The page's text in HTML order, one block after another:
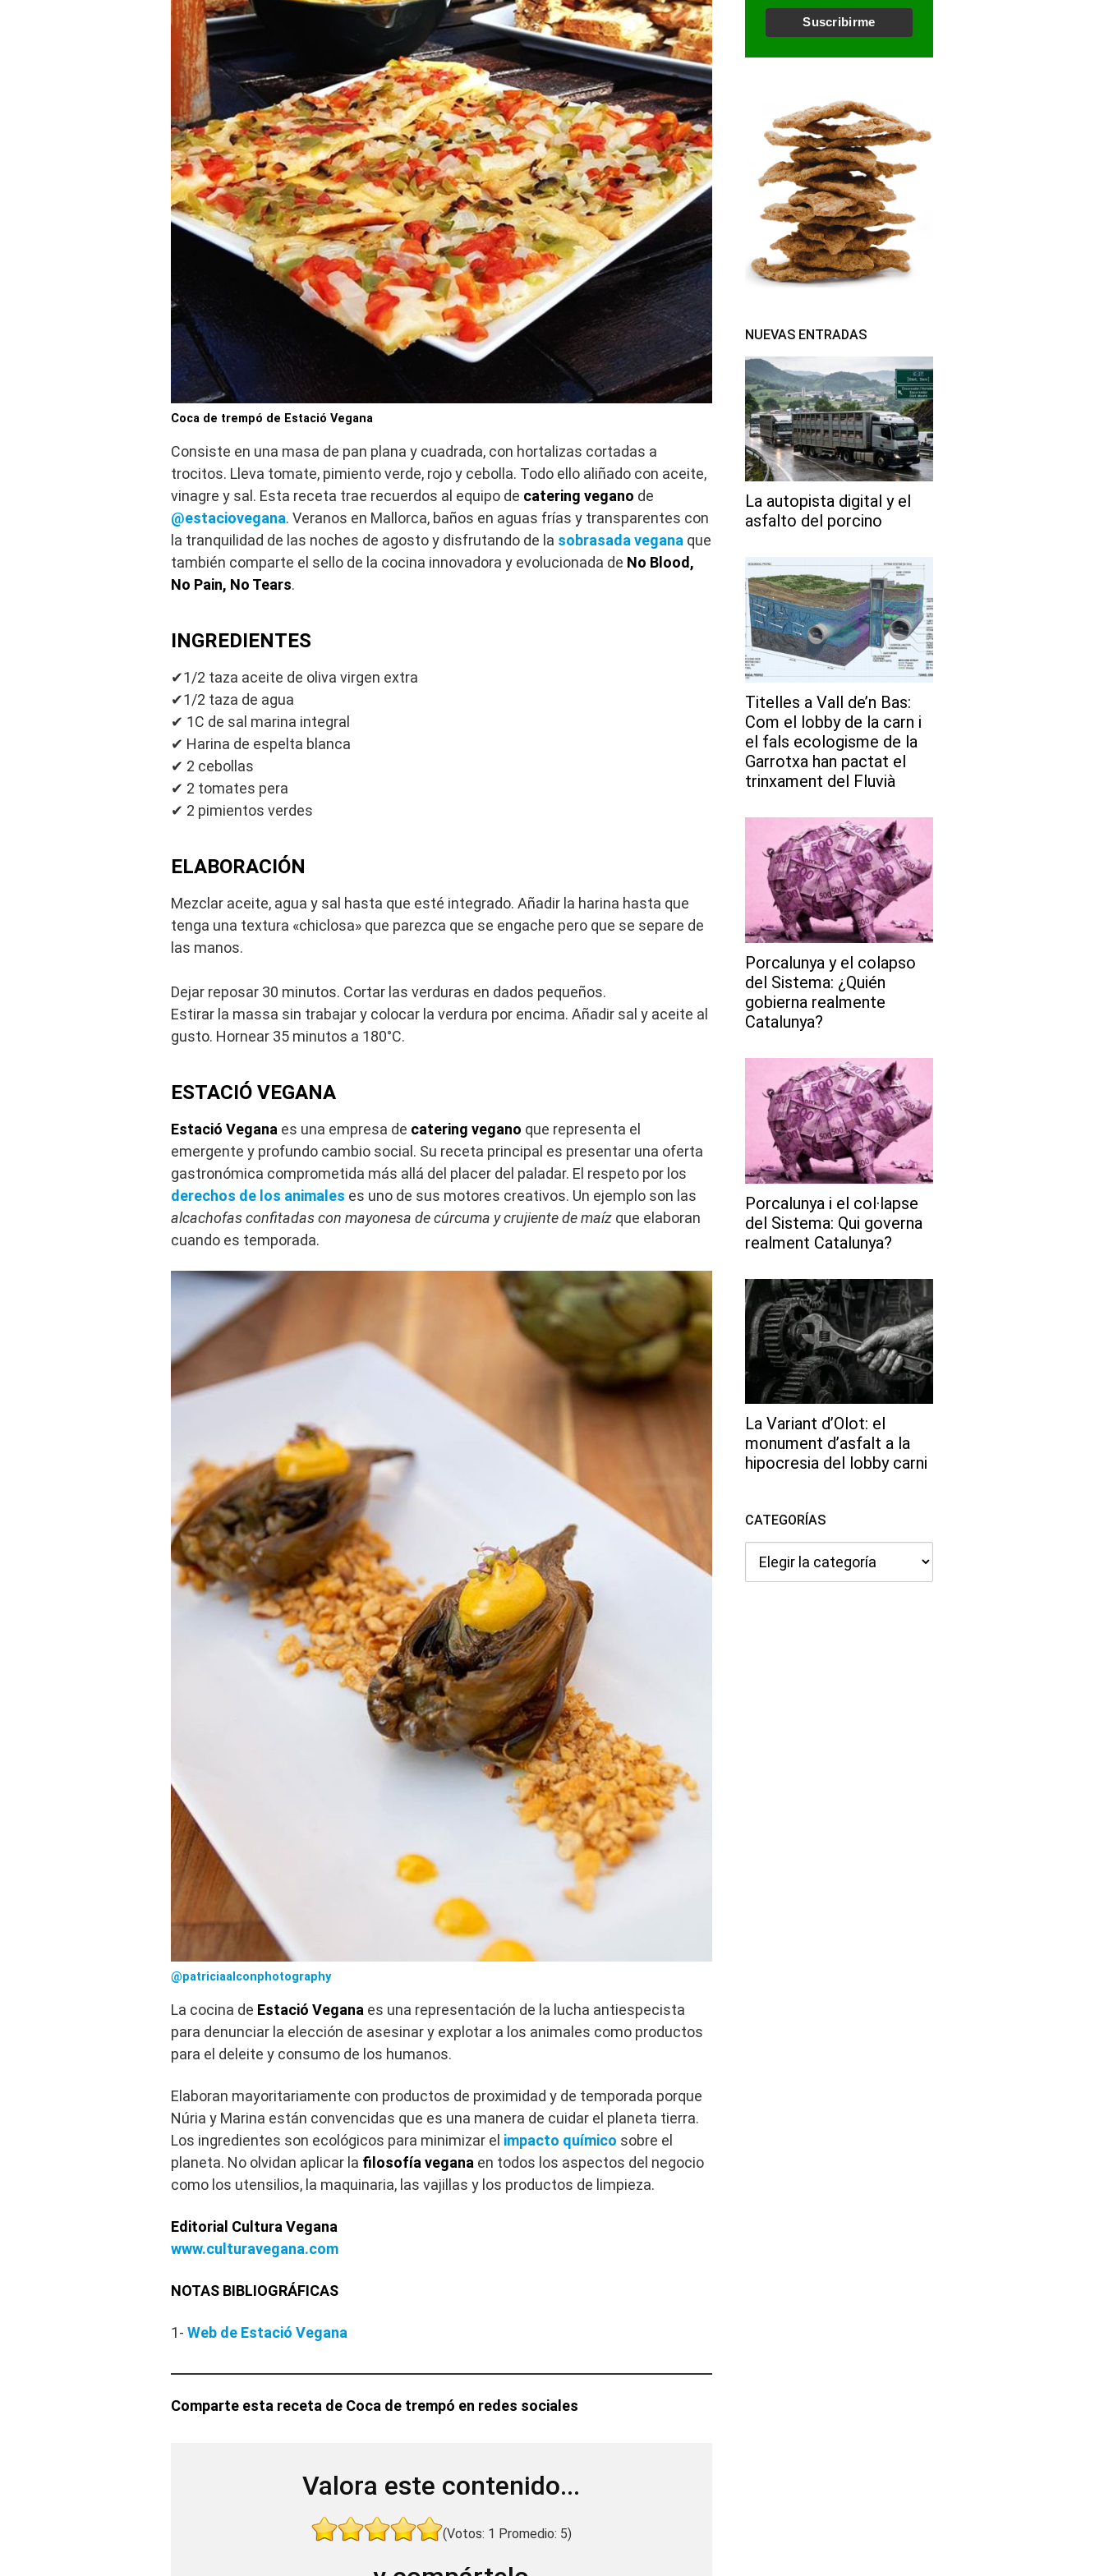
Coca de trempó de Estació Vegana
Consiste en una masa de pan plana y cuadrada, con hortalizas cortadas a
trocitos. Lleva tomate, pimiento verde, rojo y cebolla. Todo ello aliñado con aceite,
vinagre y sal. Esta receta trae recuerdos al equipo de catering vegano de
@estaciovegana. Veranos en Mallorca, baños en aguas frías y transparentes con
la tranquilidad de las noches de agosto y disfrutando de la sobrasada vegana que
también comparte el sello de la cocina innovadora y evolucionada de No Blood,
No Pain, No Tears.
INGREDIENTES
✔1/2 taza aceite de oliva virgen extra
✔1/2 taza de agua
✔ 1C de sal marina integral
✔ Harina de espelta blanca
✔ 2 cebollas
✔ 2 tomates pera
✔ 2 pimientos verdes
ELABORACIÓN
Mezclar aceite, agua y sal hasta que esté integrado. Añadir la harina hasta que
tenga una textura «chiclosa» que parezca que se engache pero que se separe de
las manos.
Dejar reposar 30 minutos. Cortar las verduras en dados pequeños.
Estirar la massa sin trabajar y colocar la verdura por encima. Añadir sal y aceite al
gusto. Hornear 35 minutos a 180°C.
ESTACIÓ VEGANA
Estació Vegana es una empresa de catering vegano que representa el
emergente y profundo cambio social. Su receta principal es presentar una oferta
gastronómica comprometida más allá del placer del paladar. El respeto por los
derechos de los animales es uno de sus motores creativos. Un ejemplo son las
alcachofas confitadas con mayonesa de cúrcuma y crujiente de maíz que elaboran
cuando es temporada.
@patriciaalconphotography
La cocina de Estació Vegana es una representación de la lucha antiespecista
para denunciar la elección de asesinar y explotar a los animales como productos
para el deleite y consumo de los humanos.
Elaboran mayoritariamente con productos de proximidad y de temporada porque
Núria y Marina están convencidas que es una manera de cuidar el planeta tierra.
Los ingredientes son ecológicos para minimizar el impacto químico sobre el
planeta. No olvidan aplicar la filosofía vegana en todos los aspectos del negocio
como los utensilios, la maquinaria, las vajillas y los productos de limpieza.
Editorial Cultura Vegana
www.culturavegana.com
NOTAS BIBLIOGRÁFICAS
1- Web de Estació Vegana
Comparte esta receta de Coca de trempó en redes sociales
Valora este contenido...
(Votos: 1 Promedio: 5)
Suscribirme
NUEVAS ENTRADAS
La autopista digital y el
asfalto del porcino
Titelles a Vall de’n Bas:
Com el lobby de la carn i
el fals ecologisme de la
Garrotxa han pactat el
trinxament del Fluvià
Porcalunya y el colapso
del Sistema: ¿Quién
gobierna realmente
Catalunya?
Porcalunya i el col·lapse
del Sistema: Qui governa
realment Catalunya?
La Variant d’Olot: el
monument d’asfalt a la
hipocresia del lobby carni
CATEGORÍAS